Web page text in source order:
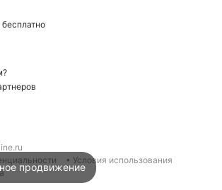
• Условия использования
продвижение